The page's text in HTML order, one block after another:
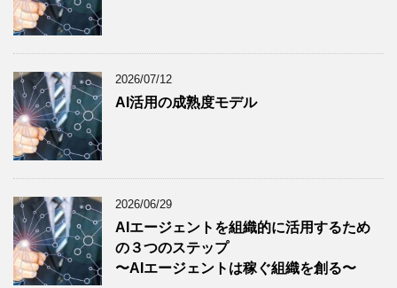
2026/07/12
AI活用の成熟度モデル
2026/06/29
AIエージェントを組織的に活用するため
の３つのステップ
〜AIエージェントは稼ぐ組織を創る〜